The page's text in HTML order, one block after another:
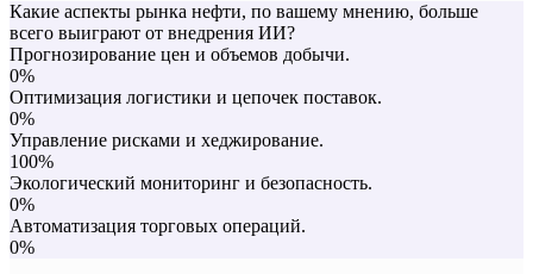
Какие аспекты рынка нефти, по вашему мнению, больше
всего выиграют от внедрения ИИ?
Прогнозирование цен и объемов добычи.
0%
Оптимизация логистики и цепочек поставок.
0%
Управление рисками и хеджирование.
100%
Экологический мониторинг и безопасность.
0%
Автоматизация торговых операций.
0%